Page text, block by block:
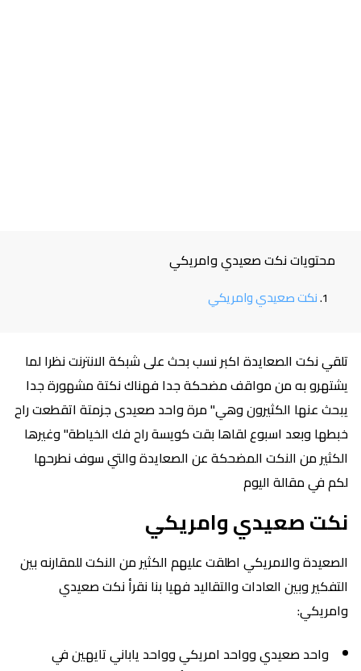
محتويات نكت صعيدي وامريكي
نكت صعيدي وامريكي
تلقي نكت الصعايدة اكبر نسب بحث على شبكة الانترنت نظرا لما
يشتهرو به من مواقف مضحكة جدا فهناك نكتة مشهورة جدا
يبحث عنها الكثيرون وهي" مرة واحد صعيدى جزمتة اتقطعت راح
خبطها وبعد اسبوع لقاها بقت كويسة راح فك الخياطة" وغيرها
الكثير من النكت المضحكة عن الصعايدة والتي سوف نطرحها
لكم في مقالة اليوم
نكت صعيدي وامريكي
الصعيدة والامريكي اطلقت عليهم الكثير من النكت للمقارنه بين
التفكير وبين العادات والتقاليد فهيا بنا نقرأ نكت صعيدي
وامريكي:
واحد صعيدي وواحد امريكي وواحد ياباني تايهين في